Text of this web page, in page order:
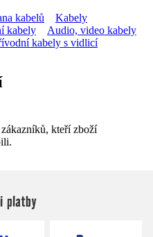
kabelů
Kabely
kabely
Audio, video kabely
kabely s vidlicí
kteří zboží
platby